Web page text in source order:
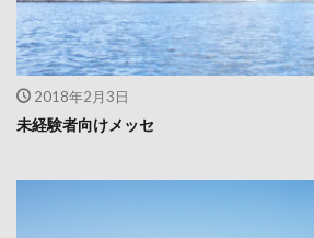
2018年2月3日
未経験者向けメッセ